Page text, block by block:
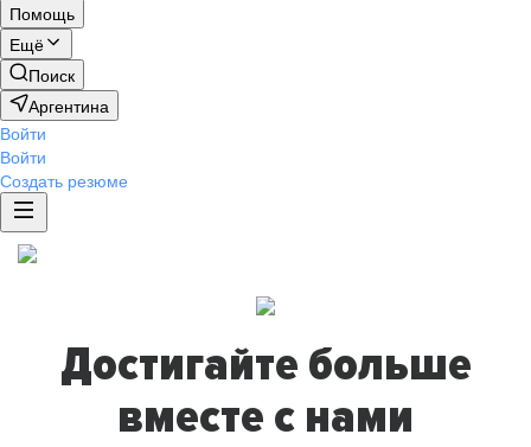
Помощь
Ещё
Поиск
Аргентина
Войти
Войти
Создать резюме
Достигайте больше
вместе с нами